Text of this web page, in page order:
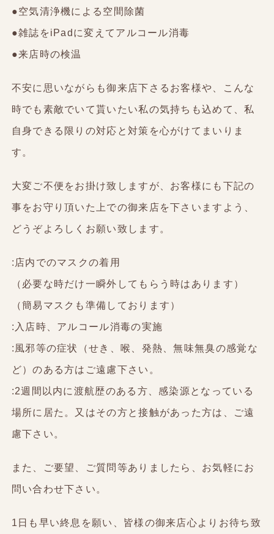
●空気清浄機による空間除菌
●雑誌をiPadに変えてアルコール消毒
●来店時の検温
不安に思いながらも御来店下さるお客様や、こんな
時でも素敵でいて貰いたい私の気持ちも込めて、私
自身できる限りの対応と対策を心がけてまいりま
す。
大変ご不便をお掛け致しますが、お客様にも下記の
事をお守り頂いた上での御来店を下さいますよう、
どうぞよろしくお願い致します。
:店内でのマスクの着用
（必要な時だけ一瞬外してもらう時はあります）
（簡易マスクも準備しております）
:入店時、アルコール消毒の実施
:風邪等の症状（せき、喉、発熱、無味無臭の感覚な
ど）のある方はご遠慮下さい。
:2週間以内に渡航歴のある方、感染源となっている
場所に居た。又はその方と接触があった方は、ご遠
慮下さい。
また、ご要望、ご質問等ありましたら、お気軽にお
問い合わせ下さい。
1日も早い終息を願い、皆様の御来店心よりお待ち致